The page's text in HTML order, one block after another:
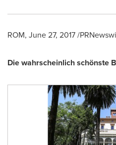
ROM, June 27, 2017/
Die wahrscheinlich schönste